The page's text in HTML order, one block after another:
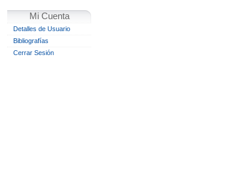
Mi Cuenta
Detalles de Usuario
Bibliografías
Cerrar Sesión